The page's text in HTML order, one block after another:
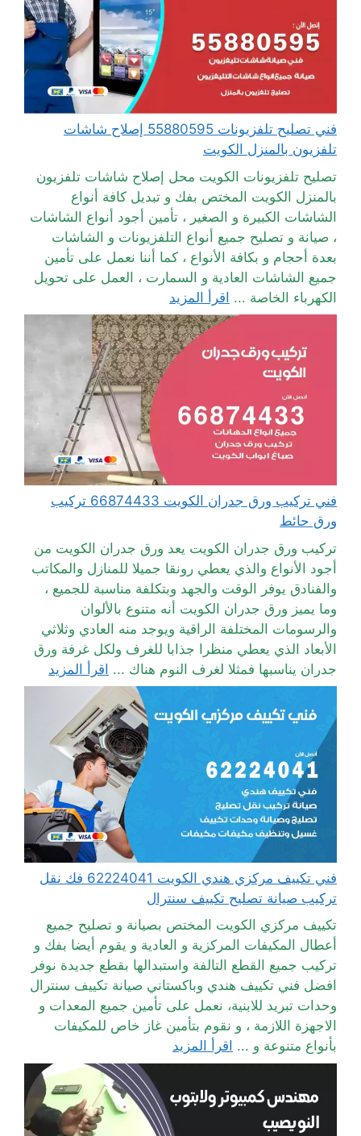
فني تصليح تلفزيونات 55880595 إصلاح شاشات
تلفزيون بالمنزل الكويت
تصليح تلفزيونات الكويت محل إصلاح شاشات تلفزيون
بالمنزل الكويت المختص بفك و تبديل كافة أنواع
الشاشات الكبيرة و الصغير ، تأمين أجود أنواع الشاشات
، صيانة و تصليح جميع أنواع التلفزيونات و الشاشات
بعدة أحجام و بكافة الأنواع ، كما أننا نعمل على تأمين
جميع الشاشات العادية و السمارت ، العمل على تحويل
الكهرباء الخاصة ... اقرأ المزيد
فني تركيب ورق جدران الكويت 66874433 تركيب
ورق حائط
تركيب ورق جدران الكويت يعد ورق جدران الكويت من
أجود الأنواع والذي يعطي رونقا جميلا للمنازل والمكاتب
والفنادق يوفر الوقت والجهد وبتكلفة مناسبة للجميع ،
وما يميز ورق جدران الكويت أنه متنوع بالألوان
والرسومات المختلفة الراقية ويوجد منه العادي وثلاثي
الأبعاد الذي يعطي منظرا جذابا للغرف ولكل غرفة ورق
جدران يناسبها فمثلا لغرف النوم هناك ... اقرأ المزيد
فني تكييف مركزي هندي الكويت 62224041 فك نقل
تركيب صيانة تصليح تكييف سنترال
تكييف مركزي الكويت المختص بصيانة و تصليح جميع
أعطال المكيفات المركزية و العادية و يقوم أيضا بفك و
تركيب جميع القطع التالفة واستبدالها بقطع جديدة نوفر
افضل فني تكييف هندي وباكستاني صيانة تكييف سنترال
وحدات تبريد للابنية، نعمل على تأمين جميع المعدات و
الاجهزة اللازمة ، و نقوم بتأمين غاز خاص للمكيفات
بأنواع متنوعة و ... اقرأ المزيد